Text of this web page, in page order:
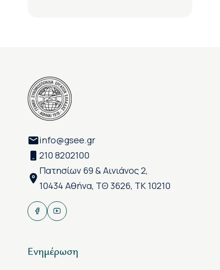
info@gsee.gr
210 8202100
Πατησίων 69 & Αινιάνος 2,
10434 Αθήνα, ΤΘ 3626, ΤΚ 10210
Ενημέρωση